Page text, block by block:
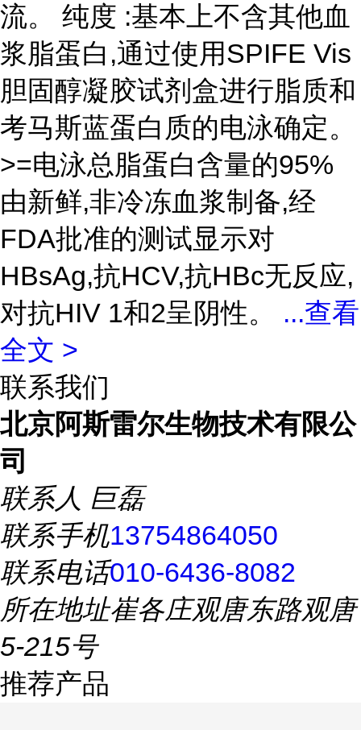
流。 纯度 :基本上不含其他血
浆脂蛋白,通过使用SPIFE Vis
胆固醇凝胶试剂盒进行脂质和
考马斯蓝蛋白质的电泳确定。
>=电泳总脂蛋白含量的95%
由新鲜,非冷冻血浆制备,经
FDA批准的测试显示对
HBsAg,抗HCV,抗HBc无反应,
对抗HIV 1和2呈阴性。 ...查看
全文 >
联系我们
北京阿斯雷尔生物技术有限公
司
联系人 巨磊
联系手机13754864050
联系电话010-6436-8082
所在地址崔各庄观唐东路观唐
5-215号
推荐产品